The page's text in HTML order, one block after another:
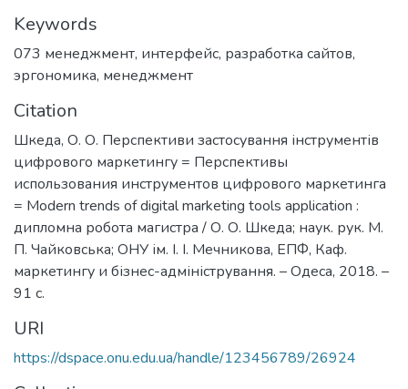
Keywords
073 менеджмент, интерфейс, разработка сайтов,
эргономика, менеджмент
Citation
Шкеда, О. О. Перспективи застосування інструментів
цифрового маркетингу = Перспективы
использования инструментов цифрового маркетинга
= Modern trends of digital marketing tools application :
дипломна робота магистра / О. О. Шкеда; наук. рук. М.
П. Чайковська; ОНУ ім. І. І. Мечникова, ЕПФ, Каф.
маркетингу и бізнес-адміністрування. – Одеса, 2018. –
91 с.
URI
https://dspace.onu.edu.ua/handle/123456789/26924